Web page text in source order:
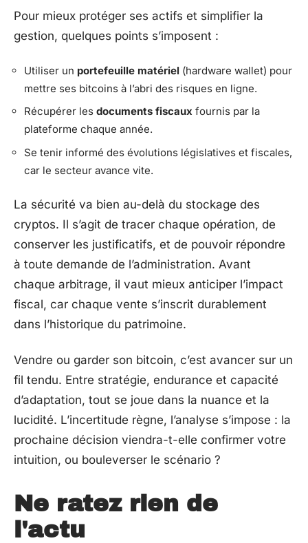
Pour mieux protéger ses actifs et simplifier la
gestion, quelques points s’imposent :
Utiliser un portefeuille matériel (hardware wallet) pour
mettre ses bitcoins à l’abri des risques en ligne.
Récupérer les documents fiscaux fournis par la
plateforme chaque année.
Se tenir informé des évolutions législatives et fiscales,
car le secteur avance vite.
La sécurité va bien au-delà du stockage des
cryptos. Il s’agit de tracer chaque opération, de
conserver les justificatifs, et de pouvoir répondre
à toute demande de l’administration. Avant
chaque arbitrage, il vaut mieux anticiper l’impact
fiscal, car chaque vente s’inscrit durablement
dans l’historique du patrimoine.
Vendre ou garder son bitcoin, c’est avancer sur un
fil tendu. Entre stratégie, endurance et capacité
d’adaptation, tout se joue dans la nuance et la
lucidité. L’incertitude règne, l’analyse s’impose : la
prochaine décision viendra-t-elle confirmer votre
intuition, ou bouleverser le scénario ?
Ne ratez rien de
l'actu